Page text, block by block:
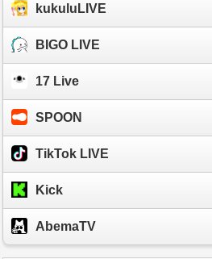
kukuluLIVE
BIGO LIVE
17 Live
SPOON
TikTok LIVE
Kick
AbemaTV